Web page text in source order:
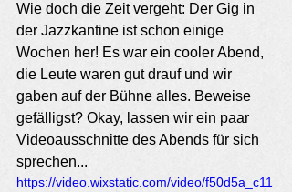
Wie doch die Zeit vergeht: Der Gig in
der Jazzkantine ist schon einige
Wochen her! Es war ein cooler Abend,
die Leute waren gut drauf und wir
gaben auf der Bühne alles. Beweise
gefälligst? Okay, lassen wir ein paar
Videoausschnitte des Abends für sich
sprechen...
https://video.wixstatic.com/video/f50d5a_c11